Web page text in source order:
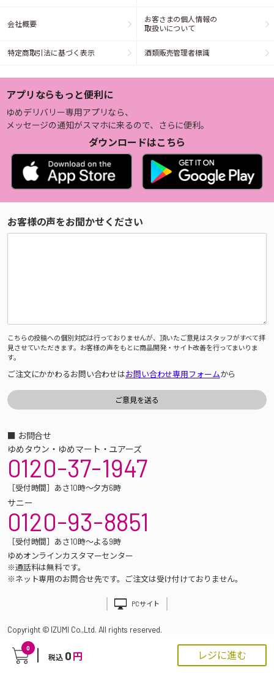
0
税込 0 円 レジに進む
会社概要
お客さまの個人情報の
取扱いについて
特定商取引法に基づく表示 酒類販売管理者標識
アプリならもっと便利に
ゆめデリバリー専用アプリなら、
メッセージの通知がスマホに来るので、さらに便利。
ダウンロードはこちら
お客様の声をお聞かせください
こちらの投稿への個別対応は行っておりませんが、頂いたご意見はスタッフがすべて拝
見させていただきます。お客様の声をもとに商品開発・サイト改善を行ってまいりま
す。
ご注文にかかわるお問い合わせはお問い合わせ専用フォームから
■ お問合せ
ゆめタウン・ゆめマート・ユアーズ
0120-37-1947
［受付時間］あさ10時～夕方6時
サニー
0120-93-8851
［受付時間］あさ10時～よる9時
ゆめオンラインカスタマーセンター
※通話料は無料です。
※ネット専用のお問合せ先です。ご注文は受け付けておりません。
PCサイト
Copyright © IZUMI Co.,Ltd. All rights reserved.